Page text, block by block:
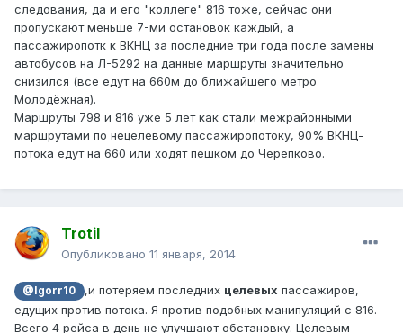
следования, да и его "коллеге" 816 тоже, сейчас они
пропускают меньше 7-ми остановок каждый, а
пассажиропотк к ВКНЦ за последние три года после замены
автобусов на Л-5292 на данные маршруты значительно
снизился (все едут на 660м до ближайшего метро
Молодёжная).
Маршруты 798 и 816 уже 5 лет как стали межрайонными
маршрутами по нецелевому пассажиропотоку, 90% ВКНЦ-
потока едут на 660 или ходят пешком до Черепково.
Trotil
Опубликовано 11 января, 2014
@Igorr10 ,и потеряем последних целевых пассажиров,
едущих против потока. Я против подобных манипуляций с 816.
Всего 4 рейса в день не улучшают обстановку. Целевым -